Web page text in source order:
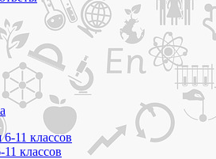
11 классов
классов